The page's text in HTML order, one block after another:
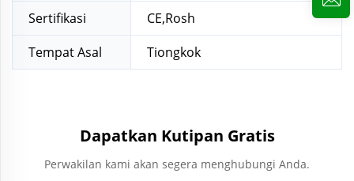
Sertifikasi
CE,Rosh
Tempat Asal
Tiongkok
Dapatkan Kutipan Gratis
Perwakilan kami akan segera menghubungi Anda.